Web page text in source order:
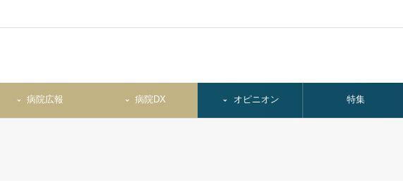
病院広報 病院DX オピニオン 特集